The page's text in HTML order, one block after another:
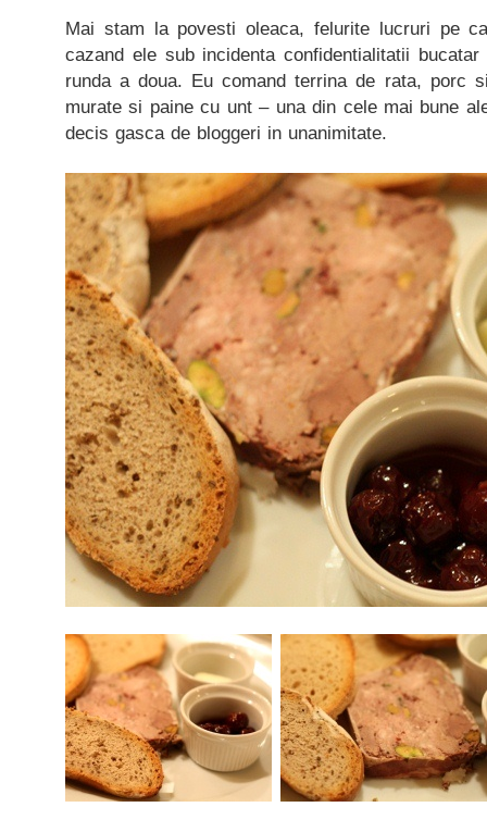
Mai stam la povesti oleaca, felurite lucruri pe
cazand ele sub incidenta confidentialitatii
runda a doua. Eu comand terrina de rata, porc
murate si paine cu unt – una din cele mai bune
decis gasca de bloggeri in unanimitate.